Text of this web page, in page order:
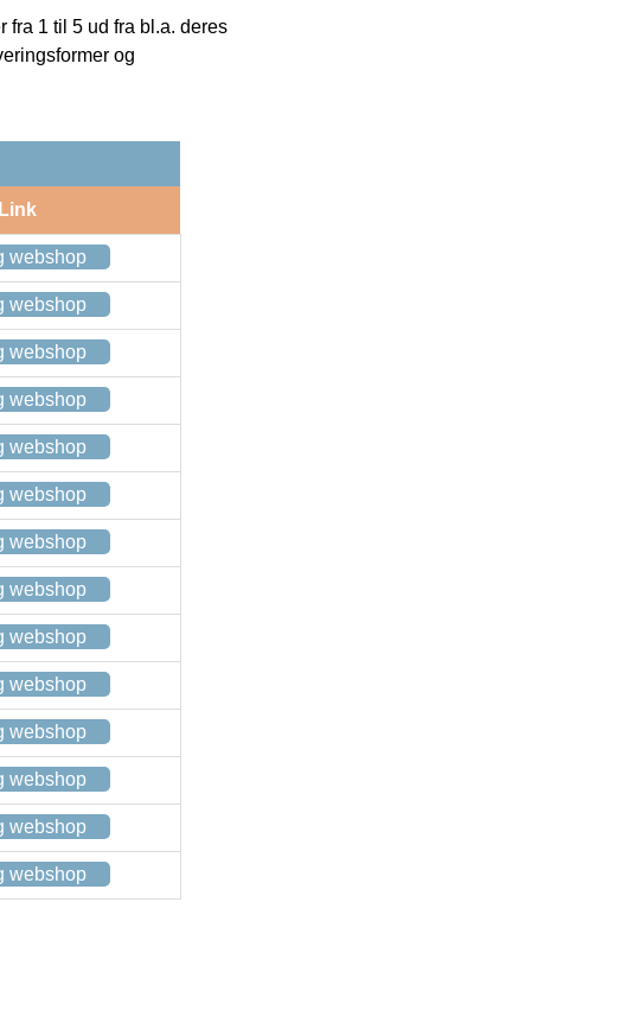
1 til 5 ud fra bl.a. deres
og
Link
webshop
webshop
webshop
webshop
webshop
webshop
webshop
webshop
webshop
webshop
webshop
webshop
webshop
webshop